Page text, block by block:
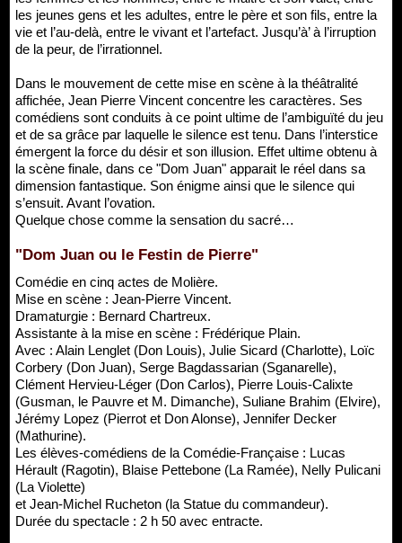
les jeunes gens et les adultes, entre le père et son fils, entre la
vie et l’au-delà, entre le vivant et l’artefact. Jusqu’à’ à l’irruption
de la peur, de l’irrationnel.
Dans le mouvement de cette mise en scène à la théâtralité
affichée, Jean Pierre Vincent concentre les caractères. Ses
comédiens sont conduits à ce point ultime de l’ambiguïté du jeu
et de sa grâce par laquelle le silence est tenu. Dans l’interstice
émergent la force du désir et son illusion. Effet ultime obtenu à
la scène finale, dans ce "Dom Juan" apparait le réel dans sa
dimension fantastique. Son énigme ainsi que le silence qui
s’ensuit. Avant l’ovation.
Quelque chose comme la sensation du sacré…
"Dom Juan ou le Festin de Pierre"
Comédie en cinq actes de Molière.
Mise en scène : Jean-Pierre Vincent.
Dramaturgie : Bernard Chartreux.
Assistante à la mise en scène : Frédérique Plain.
Avec : Alain Lenglet (Don Louis), Julie Sicard (Charlotte), Loïc
Corbery (Don Juan), Serge Bagdassarian (Sganarelle),
Clément Hervieu-Léger (Don Carlos), Pierre Louis-Calixte
(Gusman, le Pauvre et M. Dimanche), Suliane Brahim (Elvire),
Jérémy Lopez (Pierrot et Don Alonse), Jennifer Decker
(Mathurine).
Les élèves-comédiens de la Comédie-Française : Lucas
Hérault (Ragotin), Blaise Pettebone (La Ramée), Nelly Pulicani
(La Violette)
et Jean-Michel Rucheton (la Statue du commandeur).
Durée du spectacle : 2 h 50 avec entracte.